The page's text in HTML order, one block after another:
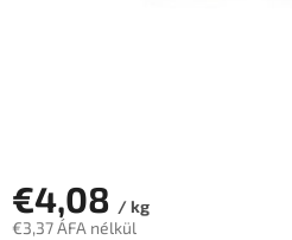
€4,08 / kg
€3,37 ÁFA nélkül